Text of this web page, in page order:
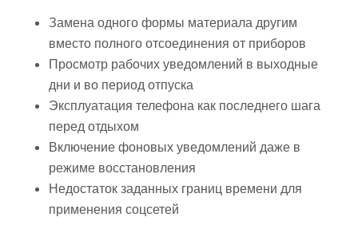
Замена одного формы материала другим
вместо полного отсоединения от приборов
Просмотр рабочих уведомлений в выходные
дни и во период отпуска
Эксплуатация телефона как последнего шага
перед отдыхом
Включение фоновых уведомлений даже в
режиме восстановления
Недостаток заданных границ времени для
применения соцсетей